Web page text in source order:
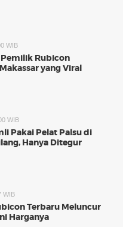
WIB
Rubicon
yang Viral
WIB
Pakai Pelat Palsu di
Hanya Ditegur
WIB
Terbaru Meluncur
Harganya